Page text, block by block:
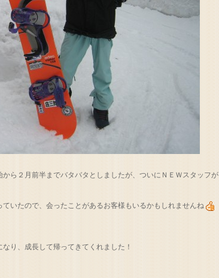
ら２月前半までバタバタとしましたが、ついにＮＥＷスタッフが
いたので、会ったことがあるお客様もいるかもしれませんね
り、成長して帰ってきてくれました！